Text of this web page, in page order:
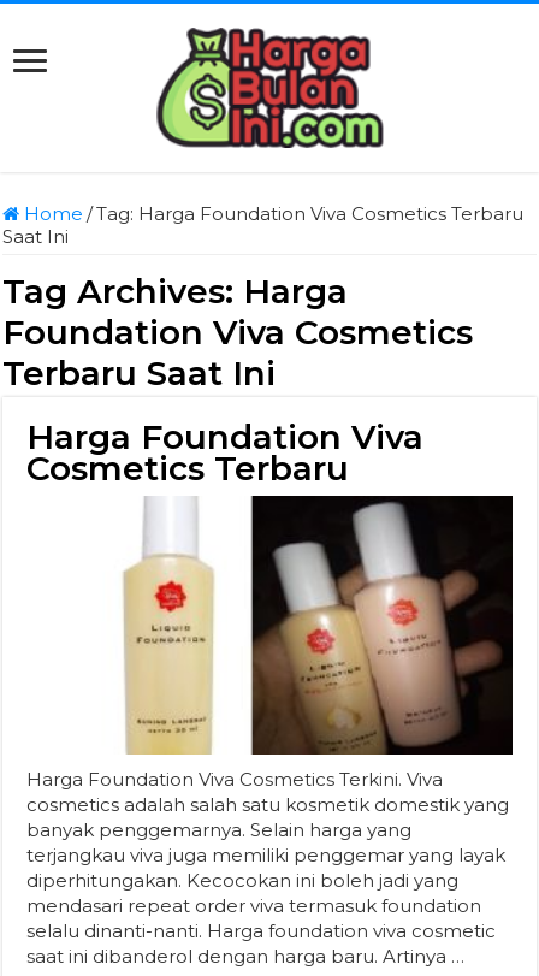
Home /Tag: Harga Foundation Viva Cosmetics Terbaru
Saat Ini
Tag Archives: Harga
Foundation Viva Cosmetics
Terbaru Saat Ini
Harga Foundation Viva
Cosmetics Terbaru
Harga Foundation Viva Cosmetics Terkini. Viva
cosmetics adalah salah satu kosmetik domestik yang
banyak penggemarnya. Selain harga yang
terjangkau viva juga memiliki penggemar yang layak
diperhitungakan. Kecocokan ini boleh jadi yang
mendasari repeat order viva termasuk foundation
selalu dinanti-nanti. Harga foundation viva cosmetic
saat ini dibanderol dengan harga baru. Artinya …